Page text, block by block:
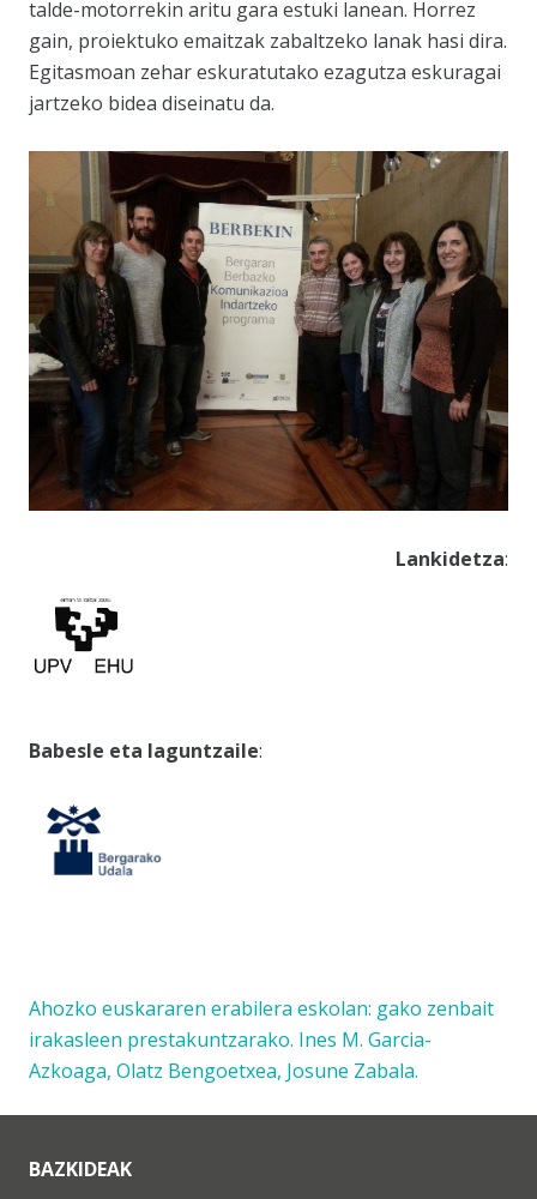
talde-motorrekin aritu gara estuki lanean. Horrez
gain, proiektuko emaitzak zabaltzeko lanak hasi dira.
Egitasmoan zehar eskuratutako ezagutza eskuragai
jartzeko bidea diseinatu da.
Lankidetza:
Babesle eta laguntzaile:
Ahozko euskararen erabilera eskolan: gako zenbait
irakasleen prestakuntzarako. Ines M. Garcia-
Azkoaga, Olatz Bengoetxea, Josune Zabala.
BAZKIDEAK